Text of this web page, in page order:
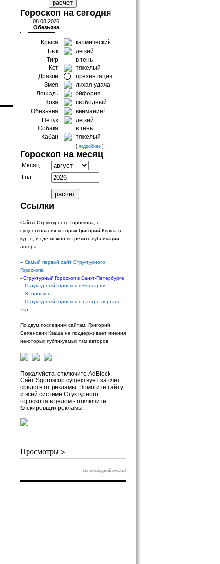
Гороскоп на сегодня
08.08.2026
Обезьяна
Крыса
кармический
Бык
легкий
Тигр
в тень
Кот
тяжелый
Дракон
презентация
Змея
лихая удача
Лошадь
эйфория
Коза
свободный
Обезьяна
внимание!
Петух
легкий
Собака
в тень
Кабан
тяжелый
[ подробнее ]
Гороскоп на месяц
Месяц
Год
Ссылки
Сайты Структурного Гороскопа, о
существовании которых Григорий Кваша в
курсе, и где можно встретить публикации
автора:
– Самый первый сайт Структурного
Гороскопа
- Структурный Гороскоп в Санкт-Петербурге
– Структурный Гороскоп в Болгарии
– S-Гороскоп
– Структурный Гороскоп на астро-портале
xsp
По двум последним сайтам: Григорий
Семенович Кваша не поддерживает мнения
некоторых публикуемых там авторов.
Пожалуйста, отключите AdBlock.
Сайт Sgoroscop существует за счет
средств от рекламы. Помогите сайту
и всей системе Стуктурного
гороскопа в целом - отключите
блокировщик рекламы.
Просмотры >
[за последний месяц]